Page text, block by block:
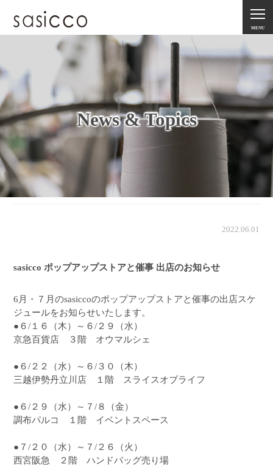
MENU
News & Topics
2022.06.01
sasicco ポップアップストアと催事 出店のお知らせ
6月・７月のsasiccoのポップアップストアと催事の出店スケ
ジュールをお知らせいたします。
●６/１６（木）～６/２９（水）
京急百貨店 ３階 オウマルシェ
●６/２２（水）～６/３０（木）
三越伊勢丹立川店 １階 スライスオブライフ
●６/２９（水）～７/８（金）
調布パルコ １階 イベントスペース
●７/２０（水）～７/２６（火）
西宮阪急 ２階 ハンドバッグ売り場